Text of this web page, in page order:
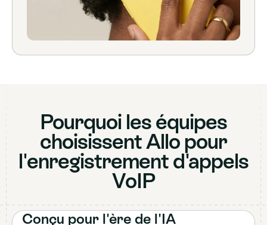
Pourquoi les équipes
choisissent Allo pour
l'enregistrement d'appels
VoIP
Conçu pour l'ère de l'IA